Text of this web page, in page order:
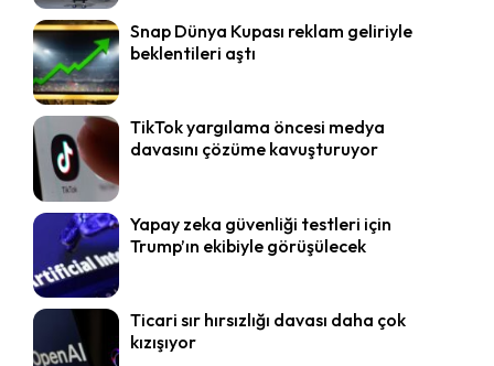
Snap Dünya Kupası reklam geliriyle
beklentileri aştı
TikTok yargılama öncesi medya
davasını çözüme kavuşturuyor
Yapay zeka güvenliği testleri için
Trump’ın ekibiyle görüşülecek
Ticari sır hırsızlığı davası daha çok
kızışıyor